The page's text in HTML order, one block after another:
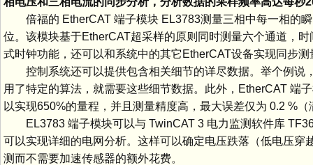
倍福的 EtherCAT 端子模块 EL3783测量三相中每一相的
位。该模块基于EtherCAT超采样的原则同时测量六个通道，
式时钟功能，还可以和系统中的其它EtherCAT设备实现同步
控制系统还可以提供包含相关细节的详尽数据。举个例
用了特定的算法，就需要这些细节数据。此外，EtherCAT 端
以实现650%的量程，并且测量精度高，最大误差仅为 0.2 %（
EL3783 端子模块可以与 TwinCAT 3 电力监测软件库
可以实现详细的电网分析。这样可以确定电压跌落（低电压
测而不需要加速传感器的额外花费。